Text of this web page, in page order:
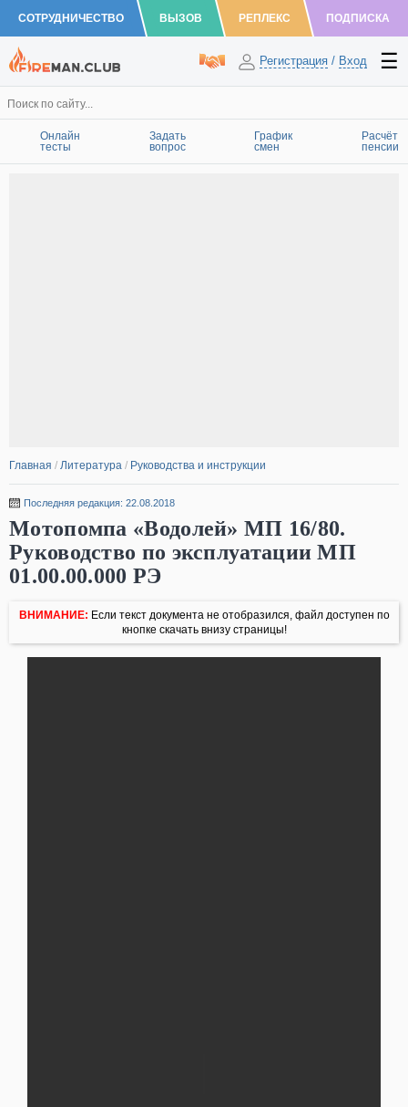
СОТРУДНИЧЕСТВО ВЫЗОВ РЕПЛЕКС ПОДПИСКА
Регистрация / Вход
Онлайн
тесты
Задать
вопрос
График
смен
Расчёт
пенсии
Главная / Литература / Руководства и инструкции
Последняя редакция: 22.08.2018
Мотопомпа «Водолей» МП 16/80.
Руководство по эксплуатации МП
01.00.00.000 РЭ
ВНИМАНИЕ: Если текст документа не отобразился, файл доступен по
кнопке скачать внизу страницы!